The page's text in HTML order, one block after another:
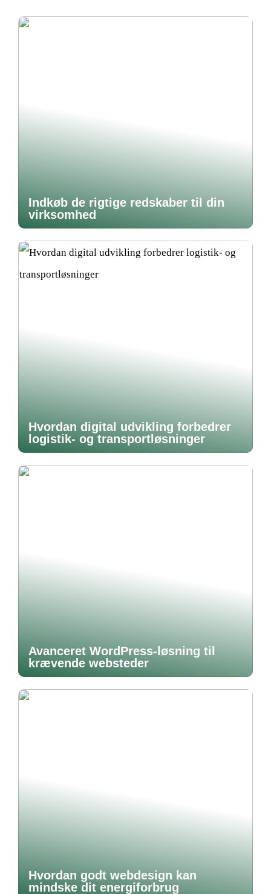
Indkøb de rigtige redskaber til din
virksomhed
Hvordan digital udvikling forbedrer
logistik- og transportløsninger
Avanceret WordPress-løsning til
krævende websteder
Hvordan godt webdesign kan
mindske dit energiforbrug